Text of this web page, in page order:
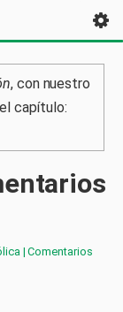
, con nuestro
capítulo:
| Comentarios